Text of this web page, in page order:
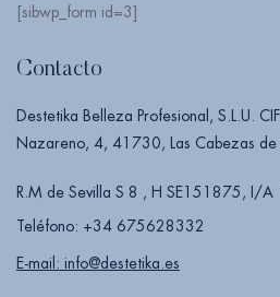
[sibwp_form id=3]
Contacto
Destetika Belleza Profesional, S.L.U.
Nazareno, 4, 41730, Las Cabezas de
R.M de Sevilla S 8 , H SE151875, I/
Teléfono: +34 675628332
E-mail: info@destetika.es